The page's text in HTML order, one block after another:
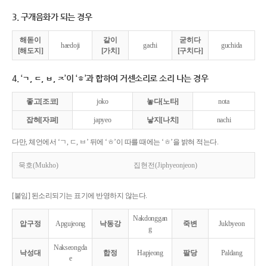
3. 구개음화가 되는 경우
해돋이
[해도지]
haedoji
같이
[가치]
gachi
굳히다
[구치다]
guchida
4. ‘ㄱ, ㄷ, ㅂ, ㅈ’이 ‘ㅎ’과 합하여 거센소리로 소리 나는 경우
좋고[조코] joko 놓다[노타] nota
잡혀[자펴] japyeo 낳지[나치] nachi
다만, 체언에서 ‘ㄱ, ㄷ, ㅂ’ 뒤에 ‘ㅎ’이 따를 때에는 ‘ㅎ’을 밝혀 적는다.
묵호(Mukho) 집현전(Jiphyeonjeon)
[붙임] 된소리되기는 표기에 반영하지 않는다.
압구정 Apgujeong 낙동강
Nakdonggan
g
죽변 Jukbyeon
낙성대
Nakseongda
e
합정 Hapjeong 팔당 Paldang